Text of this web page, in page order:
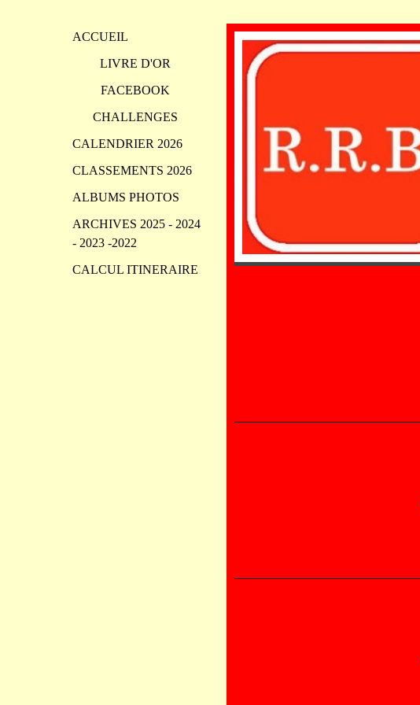
ACCUEIL
LIVRE D'OR
FACEBOOK
CHALLENGES
CALENDRIER 2026
CLASSEMENTS 2026
ALBUMS PHOTOS
ARCHIVES 2025 - 2024
- 2023 -2022
CALCUL ITINERAIRE